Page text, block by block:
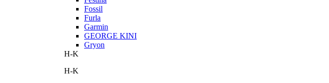
Fossil
Furla
Garmin
GEORGE KINI
Gryon
H-K
H-K